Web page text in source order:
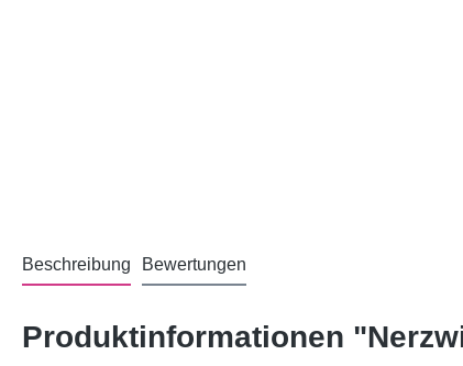
Beschreibung Bewertungen
Produktinformationen